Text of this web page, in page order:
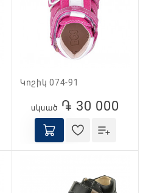
Կոշիկ 074-91
սկսած ֏ 30 000